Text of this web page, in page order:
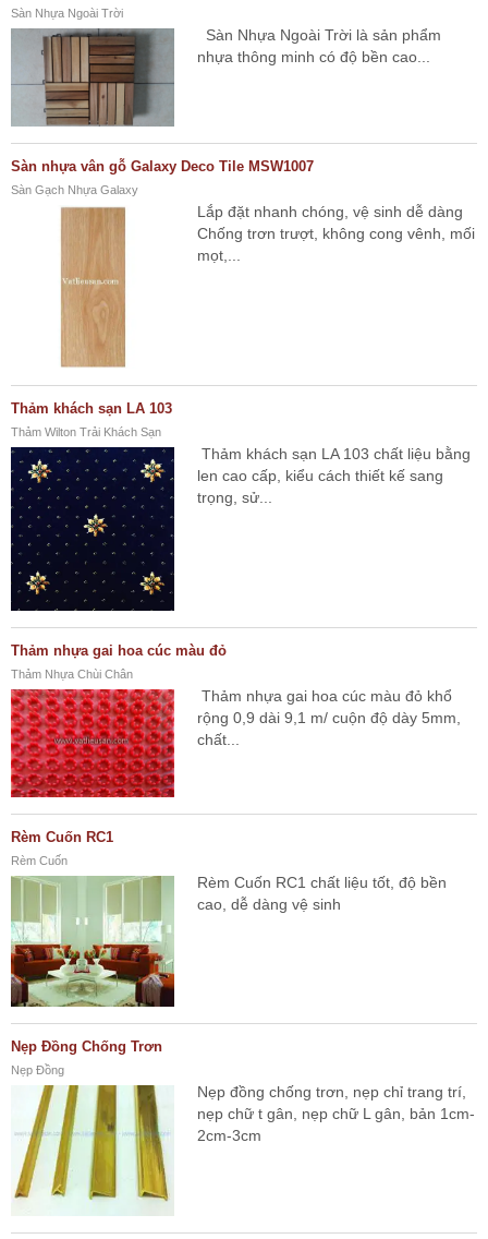
Sàn Nhựa Ngoài Trời
Sàn Nhựa Ngoài Trời là sản phẩm
nhựa thông minh có độ bền cao...
Sàn nhựa vân gỗ Galaxy Deco Tile MSW1007
Sàn Gạch Nhựa Galaxy
Lắp đặt nhanh chóng, vệ sinh dễ dàng
Chống trơn trượt, không cong vênh, mối
mọt,...
Thảm khách sạn LA 103
Thảm Wilton Trải Khách Sạn
Thảm khách sạn LA 103 chất liệu bằng
len cao cấp, kiểu cách thiết kế sang
trọng, sử...
Thảm nhựa gai hoa cúc màu đỏ
Thảm Nhựa Chùi Chân
Thảm nhựa gai hoa cúc màu đỏ khổ
rộng 0,9 dài 9,1 m/ cuộn độ dày 5mm,
chất...
Rèm Cuốn RC1
Rèm Cuốn
Rèm Cuốn RC1 chất liệu tốt, độ bền
cao, dễ dàng vệ sinh
Nẹp Đồng Chống Trơn
Nẹp Đồng
Nẹp đồng chống trơn, nẹp chỉ trang trí,
nẹp chữ t gân, nẹp chữ L gân, bản 1cm-
2cm-3cm